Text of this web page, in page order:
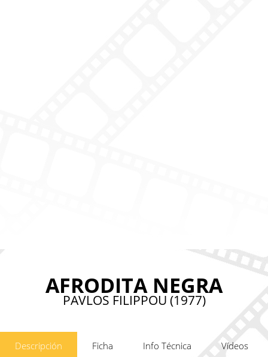
AFRODITA NEGRA
PAVLOS FILIPPOU (1977)
Descripción Ficha Info Técnica Vídeos